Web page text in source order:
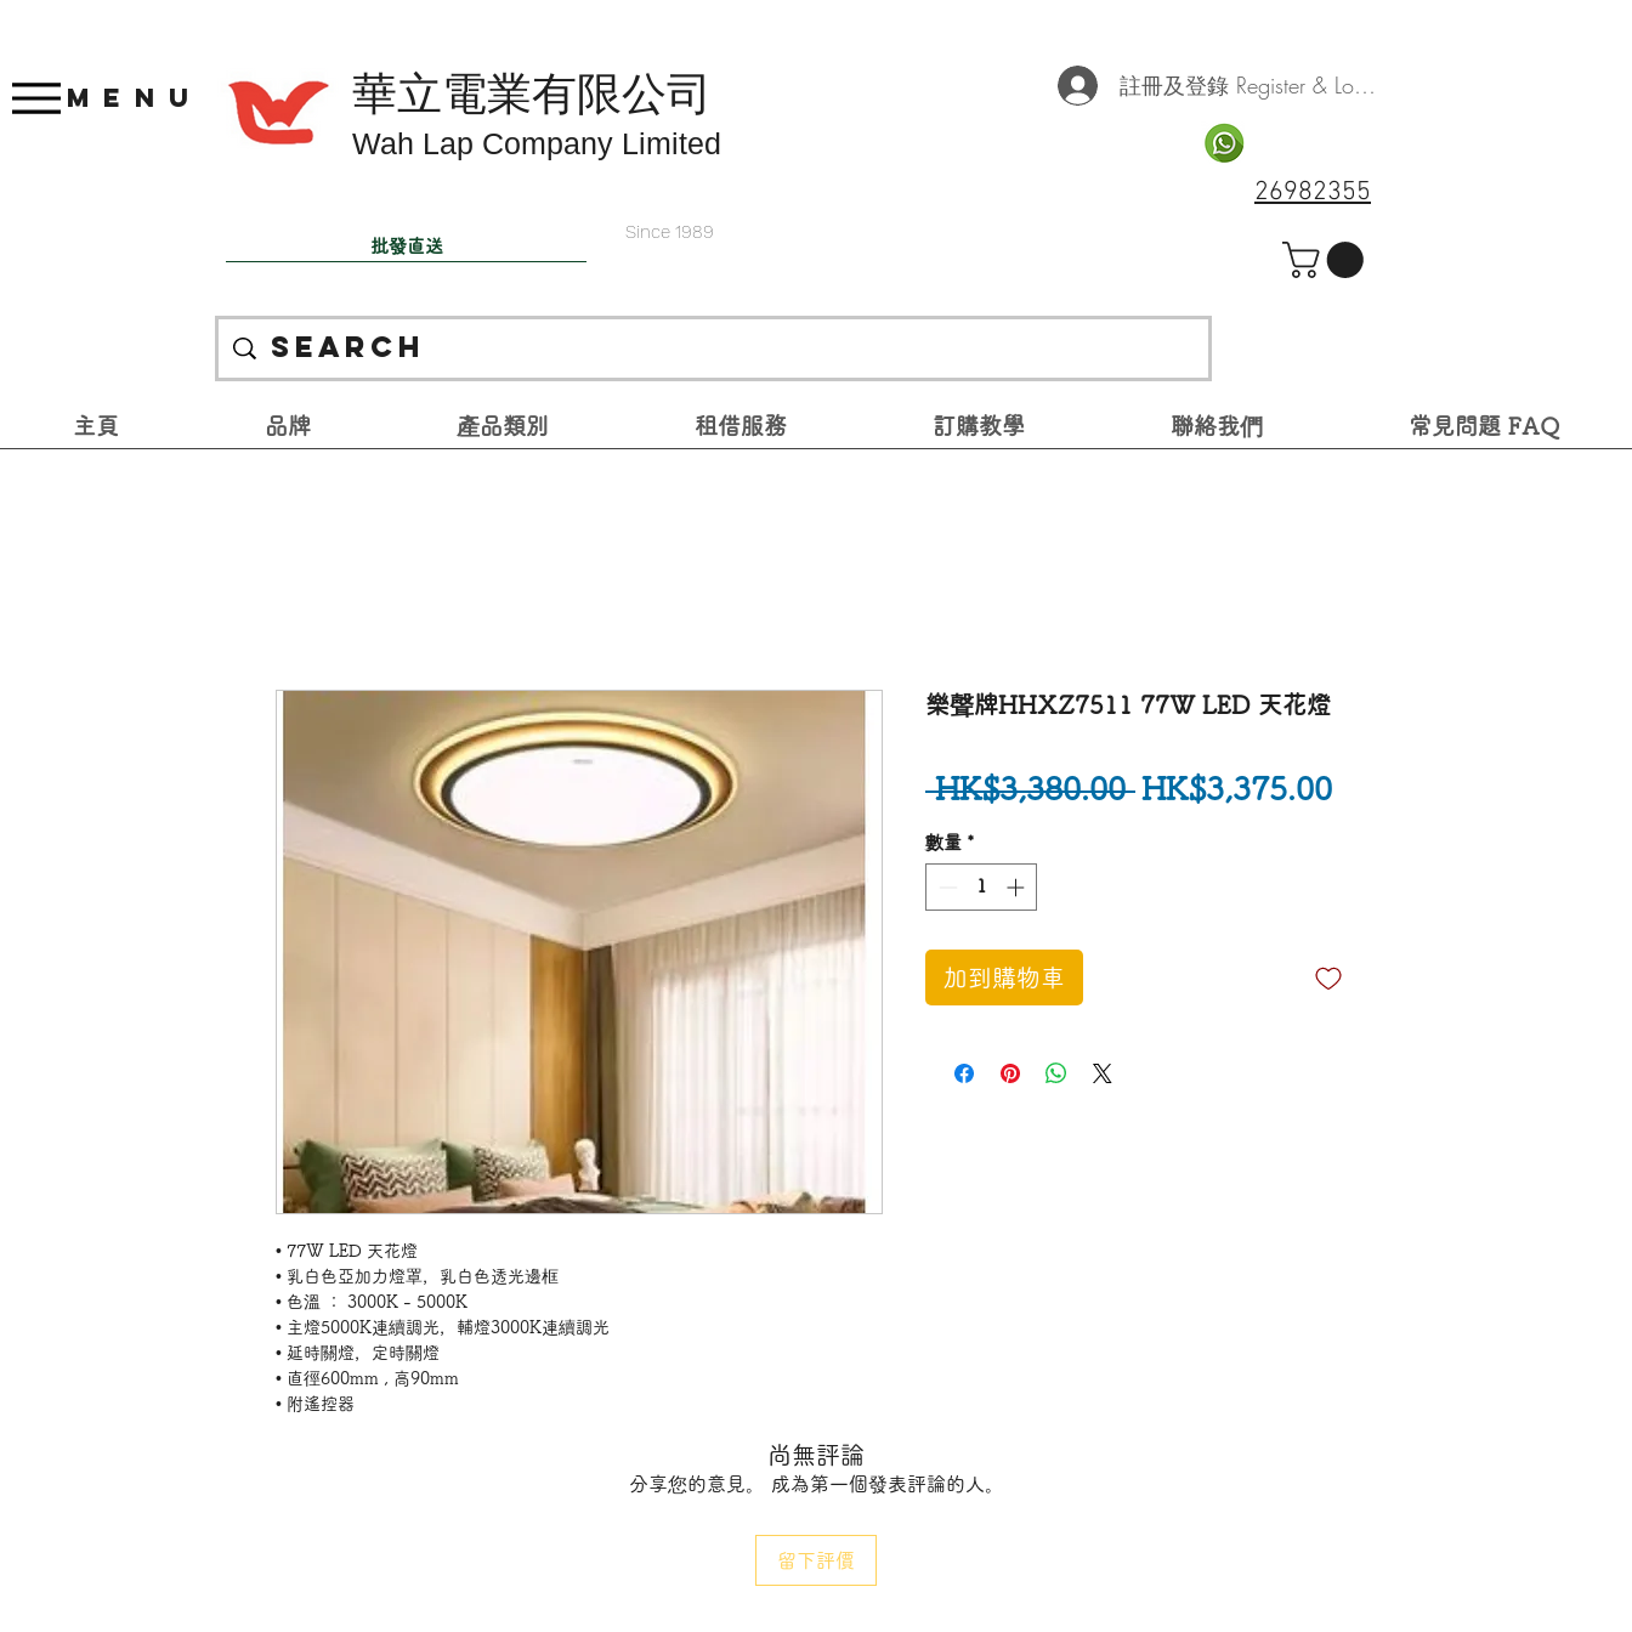
華立電業有限公司
Wah Lap Company Limited
Since 1989
批發直送
Menu 註冊及登錄 Register & Log In
26982355
主頁 品牌 產品類別 租借服務 訂購教學 聯絡我們 常見問題 FAQ
• 77W LED 天花燈
• 乳白色亞加力燈罩，乳白色透光邊框
• 色溫 ： 3000K - 5000K
• 主燈5000K連續調光，輔燈3000K連續調光
• 延時關燈，定時關燈
• 直徑600mm , 高90mm
• 附遙控器
樂聲牌HHXZ7511 77W LED 天花燈
HK$3,380.00 一般價格
HK$3,375.00促銷價格
數量 *
加到購物車
尚無評論
分享您的意見。 成為第一個發表評論的人。
留下評價